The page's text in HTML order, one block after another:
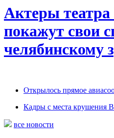
Актеры театра
покажут свои
челябинскому
Открылось прямое
Кадры с места крушения
все новости